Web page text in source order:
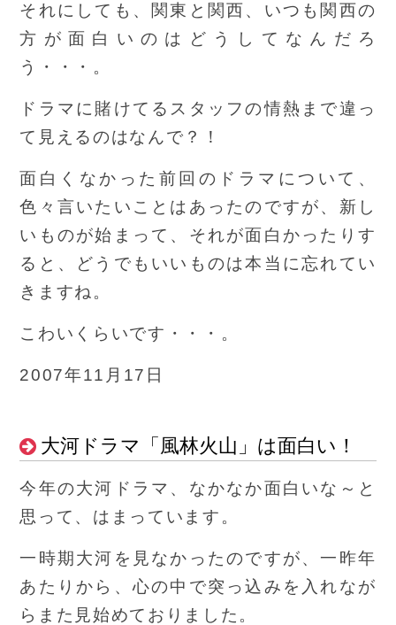
それにしても、関東と関西、いつも関西の
方が面白いのはどうしてなんだろ
う・・・。
ドラマに賭けてるスタッフの情熱まで違っ
て見えるのはなんで？！
面白くなかった前回のドラマについて、
色々言いたいことはあったのですが、新し
いものが始まって、それが面白かったりす
ると、どうでもいいものは本当に忘れてい
きますね。
こわいくらいです・・・。
2007年11月17日
大河ドラマ「風林火山」は面白い！
今年の大河ドラマ、なかなか面白いな～と
思って、はまっています。
一時期大河を見なかったのですが、一昨年
あたりから、心の中で突っ込みを入れなが
らまた見始めておりました。